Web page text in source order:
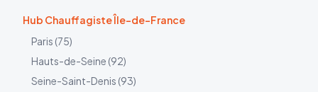
Hub Chauffagiste Île-de-France
Paris (75)
Hauts-de-Seine (92)
Seine-Saint-Denis (93)